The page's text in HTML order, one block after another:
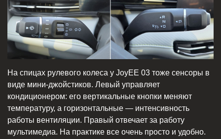
На спицах рулевого колеса у JoyEE 03 тоже сенсоры в
виде мини-джойстиков. Левый управляет
кондиционером: его вертикальные кнопки меняют
температуру, а горизонтальные — интенсивность
работы вентиляции. Правый отвечает за работу
мультимедиа. На практике все очень просто и удобно.